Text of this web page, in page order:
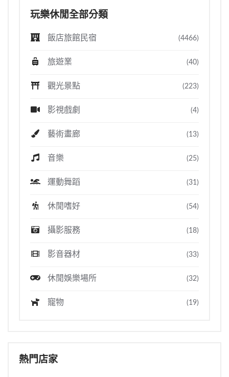
玩樂休閒全部分類
飯店旅館民宿 (4466)
旅遊業 (40)
觀光景點 (223)
影視戲劇 (4)
藝術畫廊 (13)
音樂 (25)
運動舞蹈 (31)
休閒嗜好 (54)
攝影服務 (18)
影音器材 (33)
休閒娛樂場所 (32)
寵物 (19)
熱門店家